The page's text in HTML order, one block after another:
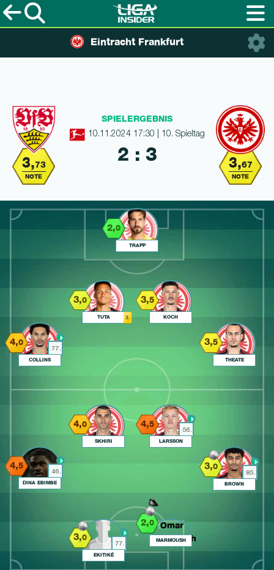
Eintracht Frankfurt
3,73
NOTE
3,67
NOTE
SPIELERGEBNIS
10.11.2024 17:30 | 10. Spieltag
2 : 3
2,0
TRAPP
3,0
TUTA 3.
3,5
KOCH
77.
4,0
COLLINS
3,5
THEATE
4,0
SKHIRI
56.
4,5
LARSSON
46.
4,5
DINA EBIMBE
85.
3,0
BROWN
77.
3,0
EKITIKÉ
2,0
MARMOUSH